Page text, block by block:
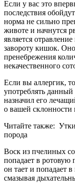
Если у вас это
последствия
норма не сильно
животе и начнутся
является
завороту кишок.
пренебрежения
некачественного
Если вы аллергик,
употреблять
назначил его
о вашей склонности
Читайте также:
порода
Воск из пчелиных
попадает в ротовую
он тает и попадает
смазывая